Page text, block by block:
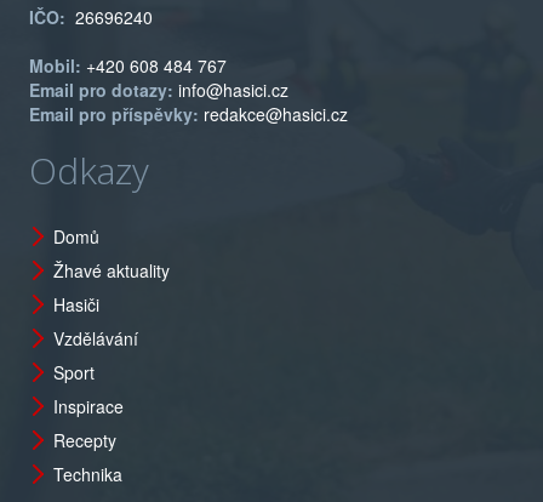
IČO: 26696240
Mobil: +420 608 484 767
Email pro dotazy: info@hasici.cz
Email pro příspěvky: redakce@hasici.cz
Odkazy
Domů
Žhavé aktuality
Hasiči
Vzdělávání
Sport
Inspirace
Recepty
Technika